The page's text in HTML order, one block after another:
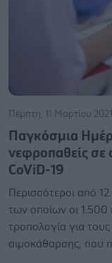
Πέμπτη, 11 Μαρτίου
Παγκόσμια
νεφροπαθείς σε
CoViD-19
Περισσότεροι από
των οποίων οι 1.500
τροπολογία για
αιμοκάθαρσης, που